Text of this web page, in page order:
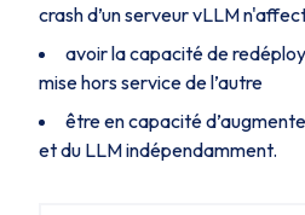
crash d’un serveur vLLM
avoir la capacité de
mise hors service de l’autre
être en capacité
et du LLM indépendamment.